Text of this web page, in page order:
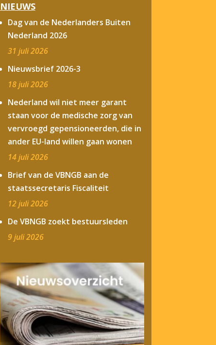
NIEUWS
Dag van de Nederlanders Buiten
Nederland 2026
31 juli 2026
Nieuwsbrief 2026-3
18 juli 2026
Nederland wil niet meer garant
staan voor de medische zorg van
vervroegd gepensioneerden, die in
ander EU-land willen gaan wonen
14 juli 2026
Brief van de VBNGB aan de
staatssecretaris Fiscaliteit
12 juli 2026
De VBNGB zoekt bestuursleden
9 juli 2026